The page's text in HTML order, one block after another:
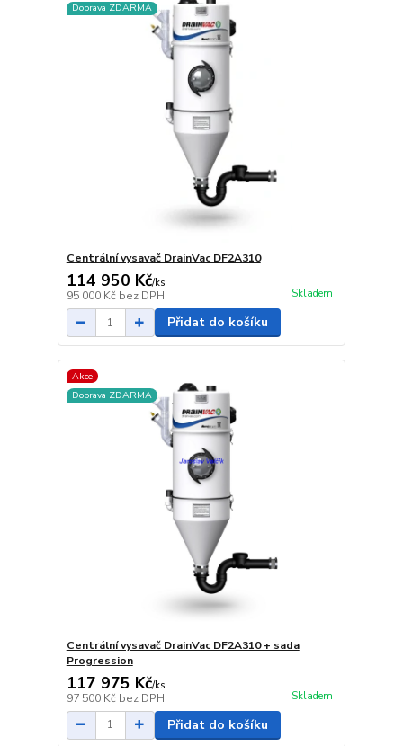
Doprava ZDARMA
Centrální vysavač DrainVac DF2A310
114 950 Kč/ks
95 000 Kč bez DPH Skladem
Přidat do košíku
Akce
Doprava ZDARMA
Centrální vysavač DrainVac DF2A310 + sada
Progression
117 975 Kč/ks
97 500 Kč bez DPH Skladem
Přidat do košíku